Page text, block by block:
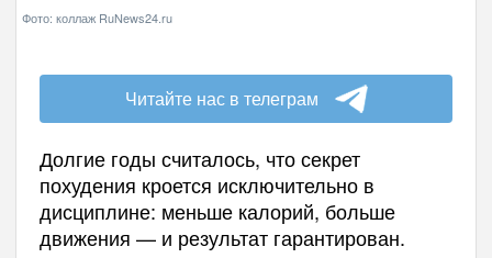
Фото: коллаж RuNews24.ru
Читайте нас в телеграм
Долгие годы считалось, что секрет
похудения кроется исключительно в
дисциплине: меньше калорий, больше
движения — и результат гарантирован.